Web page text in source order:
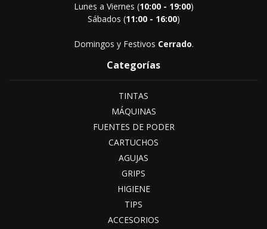
Lunes a Viernes (10:00 - 19:00)
Sábados (11:00 - 16:00)
Domingos y Festivos Cerrado.
Categorías
TINTAS
MÁQUINAS
FUENTES DE PODER
CARTUCHOS
AGUJAS
GRIPS
HIGIENE
TIPS
ACCESORIOS